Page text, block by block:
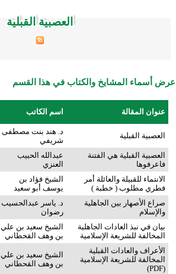
العصبية القبلية
العصبية القبلية
العصبية القبلية
العصبية القبلية
العصبية القبلية
العصبية القبلية
العصبية القبلية
العصبية القبلية
العصبية القبلية
العصبية القبلية
العصبية القبلية
العصبية القبلية
العصبية القبلية
العصبية القبلية
العصبية القبلية
العصبية القبلية
العصبية القبلية
العصبية القبلية
العصبية القبلية
العصبية القبلية
العصبية القبلية
العصبية القبلية
العصبية القبلية
العصبية القبلية
العصبية القبلية
عرض أسماء المشايخ والكتاب في هذا القسم
عنوان المقالة اسم الكاتب
العصبية القبلية
د. هند بنت مصطفى
شريفي
العصبية القبلية هي الفتنة
فاعرفوها
عبدالله الحبيب
العنزي
الانتماء للقبيلة والعائلة أمر
فطري مطلوب ( خطبة )
الشيخ فؤاد بن
يوسف أبو سعيد
صراع الأصهار بين الجاهلية
والإسلام
د. ياسر عبدالحسيب
رضوان
بيان في نبذ العادات الجاهلية
المخالفة للشريعة الإسلامية
الشيخ سعيد بن علي
بن وهف القحطاني
الأعراف والعادات القبلية
المخالفة للشريعة الإسلامية
(PDF)
الشيخ سعيد بن علي
بن وهف القحطاني